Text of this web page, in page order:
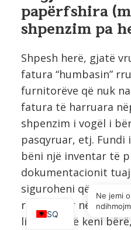
papërfshira
shpenzim pa
Shpesh herë, gjatë
fatura “humbasin”
furnitorëve që nuk
fatura të harruara
shpenzim i vogël i
pasqyruar, etj.
bëni një inventar të
dokumentacionit
siguroheni që çdo
regjistruar në
ligjshëm që keni
SQ
EN
IT
Ne jemi